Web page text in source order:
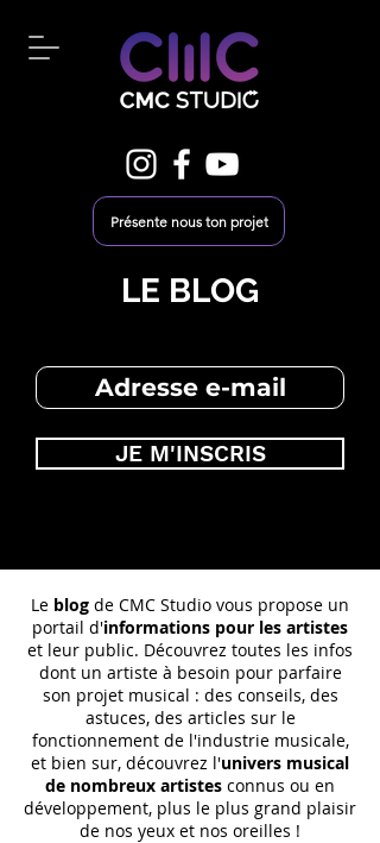
Présente nous ton projet
LE BLOG
JE M'INSCRIS
Le blog de CMC Studio vous propose un
portail d'informations pour les artistes
et leur public. Découvrez toutes les infos
dont un artiste à besoin pour parfaire
son projet musical : des conseils, des
astuces, des articles sur le
fonctionnement de l'industrie musicale,
et bien sur, découvrez l'univers musical
de nombreux artistes connus ou en
développement, plus le plus grand plaisir
de nos yeux et nos oreilles !